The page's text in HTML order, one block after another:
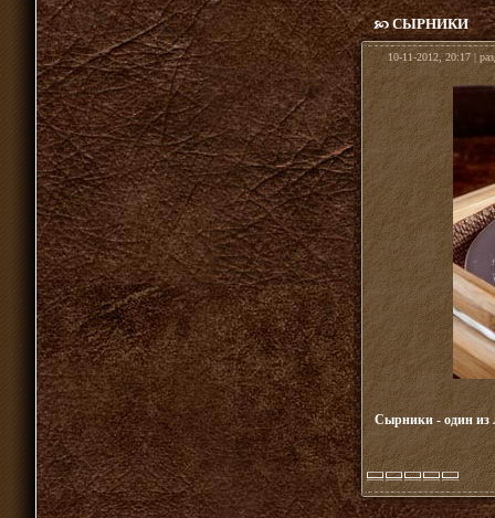
СЫРНИКИ
10-11-2012, 20:17 |
Сырники - один из